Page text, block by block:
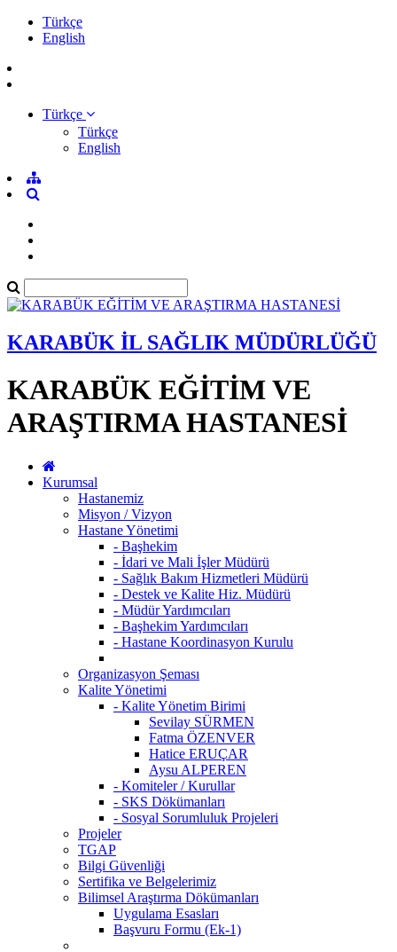
Türkçe
English
Türkçe
Türkçe
English
KARABÜK İL SAĞLIK MÜDÜRLÜĞÜ
KARABÜK EĞİTİM VE
ARAŞTIRMA HASTANESİ
Kurumsal
Hastanemiz
Misyon / Vizyon
Hastane Yönetimi
- Başhekim
- İdari ve Mali İşler Müdürü
- Sağlık Bakım Hizmetleri Müdürü
- Destek ve Kalite Hiz. Müdürü
- Müdür Yardımcıları
- Başhekim Yardımcıları
- Hastane Koordinasyon Kurulu
Organizasyon Şeması
Kalite Yönetimi
- Kalite Yönetim Birimi
Sevilay SÜRMEN
Fatma ÖZENVER
Hatice ERUÇAR
Aysu ALPEREN
- Komiteler / Kurullar
- SKS Dökümanları
- Sosyal Sorumluluk Projeleri
Projeler
TGAP
Bilgi Güvenliği
Sertifika ve Belgelerimiz
Bilimsel Araştırma Dökümanları
Uygulama Esasları
Başvuru Formu (Ek-1)